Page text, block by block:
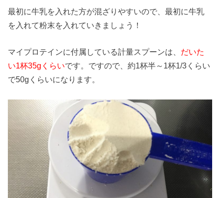
最初に牛乳を入れた方が混ざりやすいので、最初に牛乳
を入れて粉末を入れていきましょう！
マイプロテインに付属している計量スプーンは、 だいた
い1杯35gくらいです。ですので、約1杯半～1杯1/3くらい
で50gくらいになります。